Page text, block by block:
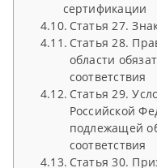
сертификации
Статья 27.
Статья 28.
области
соответствия
Статья 29.
Российской
подлежащей
соответствия
Статья 30.